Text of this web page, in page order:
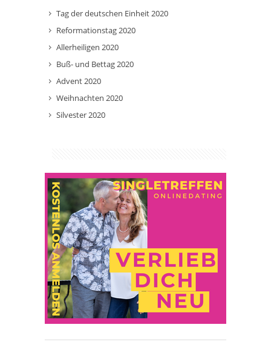
Tag der deutschen Einheit 2020
Reformationstag 2020
Allerheiligen 2020
Buß- und Bettag 2020
Advent 2020
Weihnachten 2020
Silvester 2020